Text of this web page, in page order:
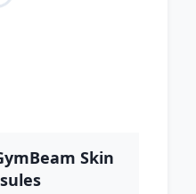
Skin